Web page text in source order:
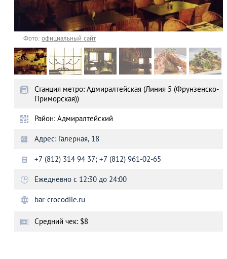
Фото:официальный сайт
Станция метро: Адмиралтейская (Линия 5 (Фрунзенско-
Приморская))
Район: Адмиралтейский
Адрес: Галерная, 18
+7 (812) 314 94 37; +7 (812) 961-02-65
Ежедневно с 12:30 до 24:00
bar-crocodile.ru
Средний чек: $8